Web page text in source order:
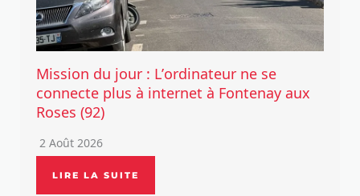
Mission du jour : L’ordinateur ne se
connecte plus à internet à Fontenay aux
Roses (92)
2 Août 2026
LIRE LA SUITE